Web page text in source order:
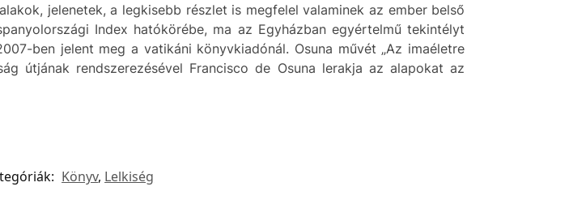
jelenetek, a legkisebb részlet is megfelel valaminek az ember belső
Index hatókörébe, ma az Egyházban egyértelmű tekintélyt
ben jelent meg a vatikáni könyvkiadónál. Osuna művét „Az imaéletre
útjának rendszerezésével Francisco de Osuna lerakja az alapokat az
Könyv, Lelkiség